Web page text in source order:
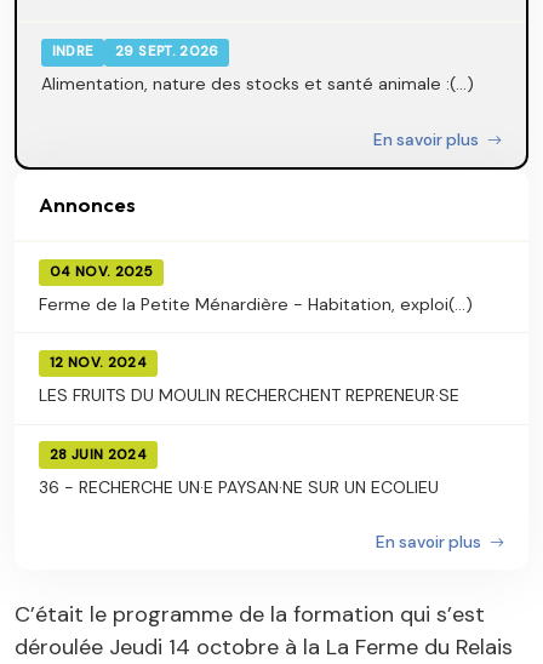
INDRE 29 SEPT. 2026
Alimentation, nature des stocks et santé animale :(...)
En savoir plus
Annonces
04 NOV. 2025
Ferme de la Petite Ménardière - Habitation, exploi(...)
12 NOV. 2024
LES FRUITS DU MOULIN RECHERCHENT REPRENEUR·SE
28 JUIN 2024
36 - RECHERCHE UN·E PAYSAN·NE SUR UN ECOLIEU
En savoir plus
C’était le programme de la formation qui s’est
déroulée Jeudi 14 octobre à la La Ferme du Relais